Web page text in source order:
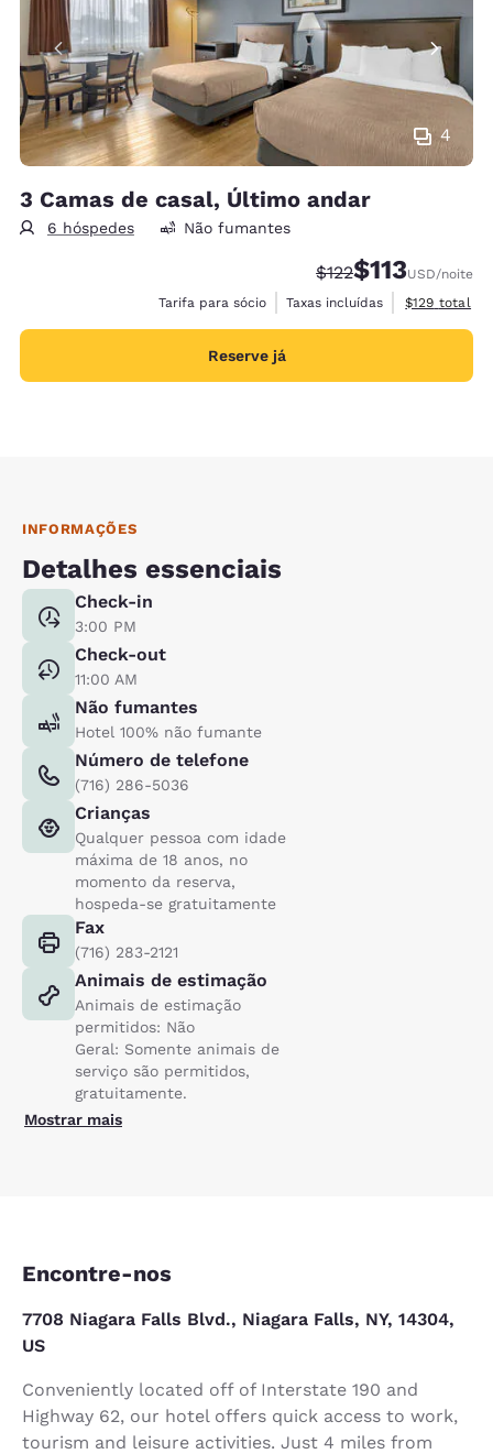
4
3 Camas de casal, Último andar
6 hóspedes Não fumantes
Tarifa anterior
$122Tarifa com
$113USD/noite
Tarifa para sócio
Taxas incluídas Exibir
$129 total
Reserve já
INFORMAÇÕES
Detalhes essenciais
Check-in
3:00 PM
Check-out
11:00 AM
Não fumantes
Hotel 100% não fumante
Número de telefone
(716) 286-5036
Crianças
Qualquer pessoa com idade
máxima de 18 anos, no
momento da reserva,
hospeda-se gratuitamente
Fax
(716) 283-2121
Animais de estimação
Animais de estimação
permitidos: Não
Geral: Somente animais de
serviço são permitidos,
gratuitamente.
Mostrar mais
Encontre-nos
7708 Niagara Falls Blvd., Niagara Falls, NY, 14304,
US
Conveniently located off of Interstate 190 and
Highway 62, our hotel offers quick access to work,
tourism and leisure activities. Just 4 miles from